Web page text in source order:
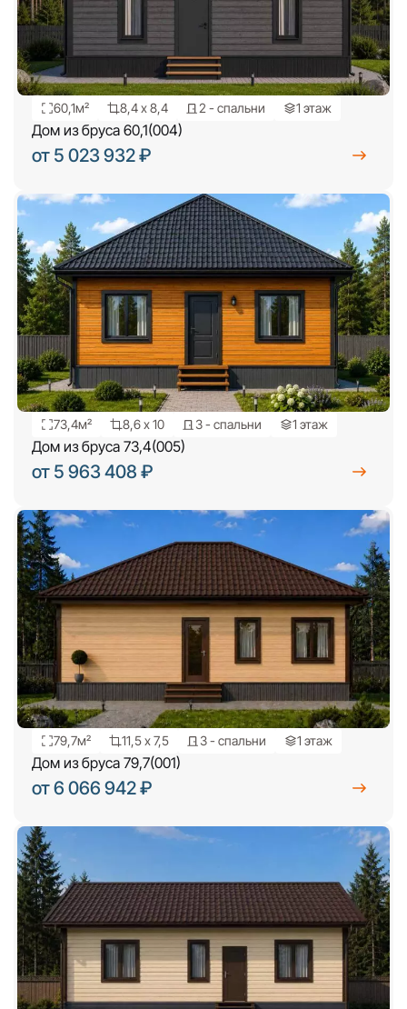
60,1м² 8,4 х 8,4 2 - спальни 1 этаж
Дом из бруса 60,1(004)
от 5 023 932 ₽
73,4м² 8,6 х 10 3 - спальни 1 этаж
Дом из бруса 73,4(005)
от 5 963 408 ₽
79,7м² 11,5 х 7,5 3 - спальни 1 этаж
Дом из бруса 79,7(001)
от 6 066 942 ₽